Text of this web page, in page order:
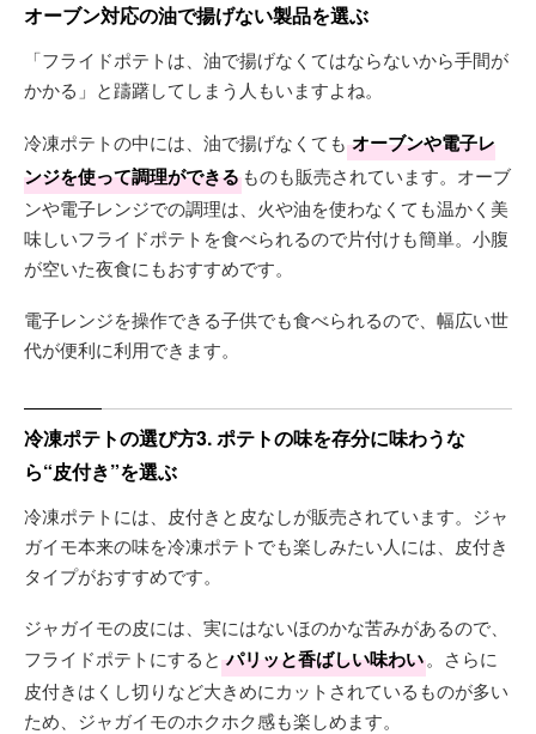
オーブン対応の油で揚げない製品を選ぶ
「フライドポテトは、油で揚げなくてはならないから手間が
かかる」と躊躇してしまう人もいますよね。
冷凍ポテトの中には、油で揚げなくても オーブンや電子レ
ンジを使って調理ができる ものも販売されています。オーブ
ンや電子レンジでの調理は、火や油を使わなくても温かく美
味しいフライドポテトを食べられるので片付けも簡単。小腹
が空いた夜食にもおすすめです。
電子レンジを操作できる子供でも食べられるので、幅広い世
代が便利に利用できます。
冷凍ポテトの選び方3. ポテトの味を存分に味わうな
ら“皮付き”を選ぶ
冷凍ポテトには、皮付きと皮なしが販売されています。ジャ
ガイモ本来の味を冷凍ポテトでも楽しみたい人には、皮付き
タイプがおすすめです。
ジャガイモの皮には、実にはないほのかな苦みがあるので、
フライドポテトにすると パリッと香ばしい味わい。さらに
皮付きはくし切りなど大きめにカットされているものが多い
ため、ジャガイモのホクホク感も楽しめます。